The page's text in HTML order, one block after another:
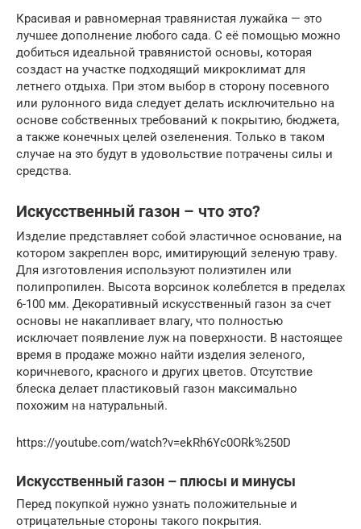
Красивая и равномерная травянистая лужайка — это
лучшее дополнение любого сада. С её помощью можно
добиться идеальной травянистой основы, которая
создаст на участке подходящий микроклимат для
летнего отдыха. При этом выбор в сторону посевного
или рулонного вида следует делать исключительно на
основе собственных требований к покрытию, бюджета,
а также конечных целей озеленения. Только в таком
случае на это будут в удовольствие потрачены силы и
средства.
Искусственный газон – что это?
Изделие представляет собой эластичное основание, на
котором закреплен ворс, имитирующий зеленую траву.
Для изготовления используют полиэтилен или
полипропилен. Высота ворсинок колеблется в пределах
6-100 мм. Декоративный искусственный газон за счет
основы не накапливает влагу, что полностью
исключает появление луж на поверхности. В настоящее
время в продаже можно найти изделия зеленого,
коричневого, красного и других цветов. Отсутствие
блеска делает пластиковый газон максимально
похожим на натуральный.
https://youtube.com/watch?v=ekRh6Yc0ORk%250D
Искусственный газон – плюсы и минусы
Перед покупкой нужно узнать положительные и
отрицательные стороны такого покрытия.